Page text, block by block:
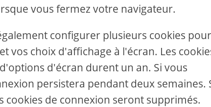
vous fermez votre navigateur.
configurer plusieurs cookies pour
vos choix d'affichage à l'écran. Les
d'écran durent un an. Si vous
persistera pendant deux semaines.
cookies de connexion seront supprimés.